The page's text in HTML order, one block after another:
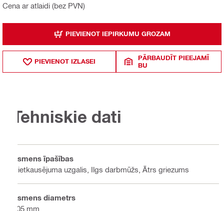
Cena ar atlaidi (bez PVN)
PIEVIENOT IEPIRKUMU GROZAM
PIEVIENOT IZLASEI
PĀRBAUDĪT PIEEJAMĪ
BU
Tehniskie dati
Asmens īpašības
Cietkausējuma uzgalis, Ilgs darbmūžs, Ātrs griezums
Asmens diametrs
305 mm